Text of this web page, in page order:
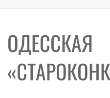
ОДЕССКАЯ